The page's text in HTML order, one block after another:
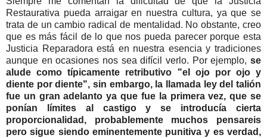
Restaurativa pueda arraigar en nuestra cultura, ya que se
trata de un cambio radical de mentalidad. No obstante, creo
que es más fácil de lo que nos pueda parecer porque esta
Justicia Reparadora está en nuestra esencia y tradiciones
aunque en ocasiones nos sea difícil verlo. Por ejemplo, se
alude como típicamente retributivo "el ojo por ojo y
diente por diente", sin embargo, la llamada ley del talión
fue un gran adelanto ya que fue la primera vez, que se
ponían límites al castigo y se introducía cierta
proporcionalidad, probablemente muchos pensareis
pero sigue siendo eminentemente punitiva y es verdad,